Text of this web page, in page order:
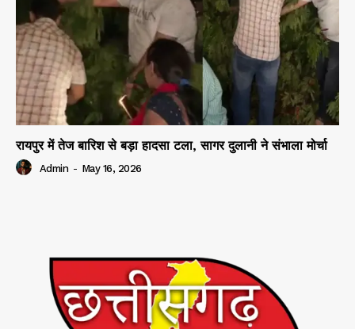
रायपुर में तेज बारिश से बड़ा हादसा टला, सागर दुलानी ने संभाला मोर्चा
Admin - May 16, 2026